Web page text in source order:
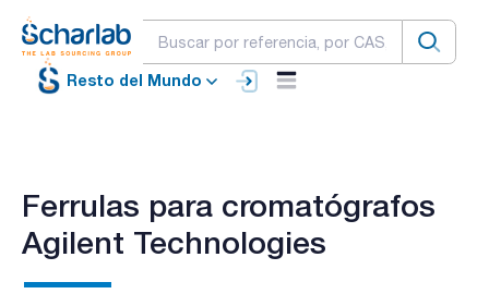
Resto del Mundo
Ferrulas para cromatógrafos
Agilent Technologies